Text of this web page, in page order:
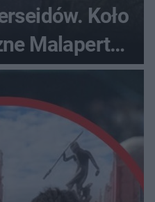
Koło
Malapert
wspólne